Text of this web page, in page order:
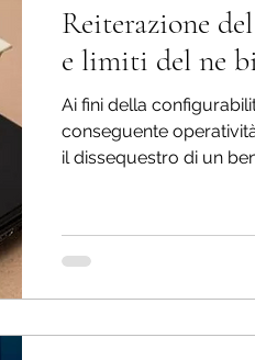
Diritto
Delitti
Procedura penale
Reiterazione
e limiti del ne
Ai fini della
conseguente
il dissequestro di un
finalizzato alla confisca.